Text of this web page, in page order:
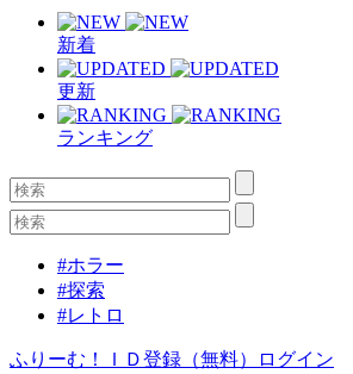
新着
更新
ランキング
#ホラー
#探索
#レトロ
ふりーむ！ＩＤ登録（無料） ログイン